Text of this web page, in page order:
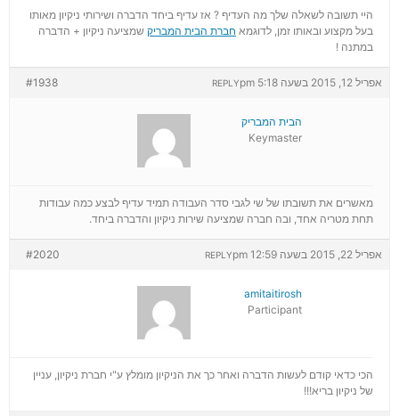
היי תשובה לשאלה שלך מה העדיף ? אז עדיף ביחד הדברה ושירותי ניקיון מאותו
בעל מקצוע ובאותו זמן, לדוגמא חברת הבית המבריק שמציעה ניקיון + הדברה
במתנה !
אפריל 12, 2015 בשעה 5:18 pm #1938 REPLY
הבית המבריק
Keymaster
מאשרים את תשובתו של שי לגבי סדר העבודה תמיד עדיף לבצע כמה עבודות
תחת מטריה אחד, ובה חברה שמציעה שירות ניקיון והדברה ביחד.
אפריל 22, 2015 בשעה 12:59 pm #2020 REPLY
amitaitirosh
Participant
הכי כדאי קודם לעשות הדברה ואחר כך את הניקיון מומלץ ע"י חברת ניקיון, עניין
של ניקיון בריא!!!